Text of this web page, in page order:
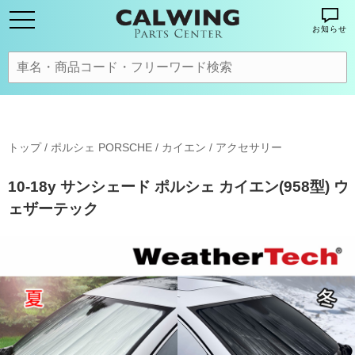
お知らせ
トップ/ ポルシェ PORSCHE / カイエン / アクセサリー
10-18y サンシェード ポルシェ カイエン(958型) ウ
ェザーテック